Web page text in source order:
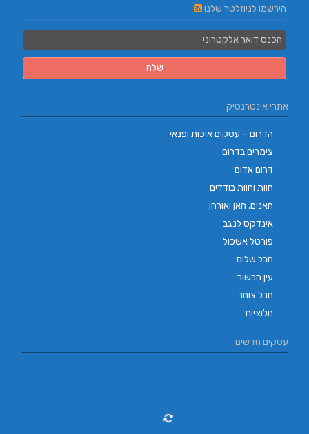
הירשמו לניוזלטר שלנו
אתרי אינטרנטיק
הדרום – עסקים איכות ופנאי
צימרים בדרום
דרום אדום
חוות וחוות בודדים
חאנים, חאן ואורחן
אינדקס לנגב
פורטל אשכול
חבל שלום
עין הבשור
חבל צוחר
חלוציות
עסקים חדשים